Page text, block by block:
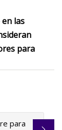
las
para
para